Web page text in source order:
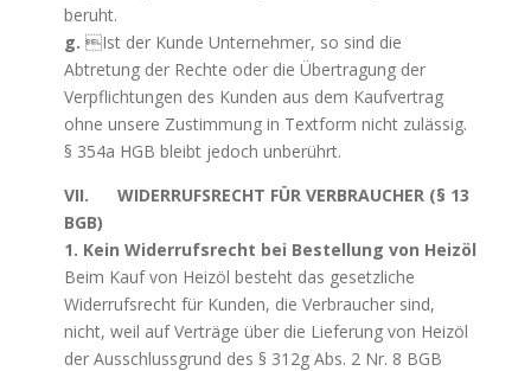
beruht.
g. Ist der Kunde Unternehmer, so sind die
Abtretung der Rechte oder die Übertragung der
Verpflichtungen des Kunden aus dem Kaufvertrag
ohne unsere Zustimmung in Textform nicht zulässig.
§ 354a HGB bleibt jedoch unberührt.
VII. WIDERRUFSRECHT FÜR VERBRAUCHER (§ 13
BGB)
1. Kein Widerrufsrecht bei Bestellung von Heizöl
Beim Kauf von Heizöl besteht das gesetzliche
Widerrufsrecht für Kunden, die Verbraucher sind,
nicht, weil auf Verträge über die Lieferung von Heizöl
der Ausschlussgrund des § 312g Abs. 2 Nr. 8 BGB